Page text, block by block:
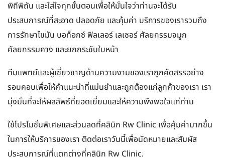
พิถีพิถัน และใส่ใจทุกขั้นตอนเพื่อให้มั่นใจว่าท่านจะได้รับ
ประสบการณ์ที่สะอาด ปลอดภัย และคุ้มค่า บริการของเรารวมถึง
การรักษาไขมัน บอท็อกซ์ ฟิลเลอร์ เลเซอร์ ศัลยกรรมจมูก
ศัลยกรรมคาง และยกกระชับใบหน้า
ทีมแพทย์และผู้เชี่ยวชาญด้านความงามของเราถูกคัดสรรอย่าง
รอบคอบเพื่อให้คำแนะนำที่แม่นยำและถูกต้องแก่ลูกค้าของเรา เรา
มุ่งมั่นที่จะให้ผลลัพธ์ที่ยอดเยี่ยมและให้ความพึงพอใจแก่ท่าน
ใช้โปรโมชั่นพิเศษและส่วนลดที่คลินิก Rw Clinic เพื่อคุ้มค่ามากขึ้น
ในการให้บริการของเรา ติดต่อเราวันนี้เพื่อนัดหมายและสัมผัส
ประสบการณ์ที่แตกต่างที่คลินิก Rw Clinic.